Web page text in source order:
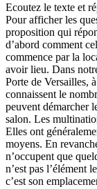
Ecoutez le texte et
Pour afficher les
proposition qui
d’abord comment
commence par la
avoir lieu. Dans
Porte de Versailles,
connaissent le
peuvent démarcher
salon. Les
Elles ont
moyens. En
n’occupent que
n’est pas l’élément
c’est son